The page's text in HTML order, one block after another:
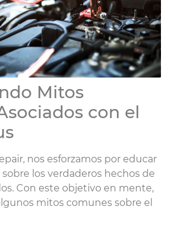
Mitos
con el
nos esforzamos por educar
los verdaderos hechos de
Con este objetivo en mente,
mitos comunes sobre el